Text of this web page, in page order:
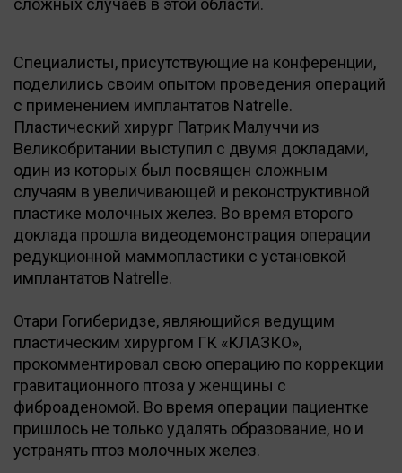
сложных случаев в этой области.
Специалисты, присутствующие на конференции,
поделились своим опытом проведения операций
с применением имплантатов Natrelle.
Пластический хирург Патрик Малуччи из
Великобритании выступил с двумя докладами,
один из которых был посвящен сложным
случаям в увеличивающей и реконструктивной
пластике молочных желез. Во время второго
доклада прошла видеодемонстрация операции
редукционной маммопластики с установкой
имплантатов Natrelle.
Отари Гогиберидзе, являющийся ведущим
пластическим хирургом ГК «КЛАЗКО»,
прокомментировал свою операцию по коррекции
гравитационного птоза у женщины с
фиброаденомой. Во время операции пациентке
пришлось не только удалять образование, но и
устранять птоз молочных желез.